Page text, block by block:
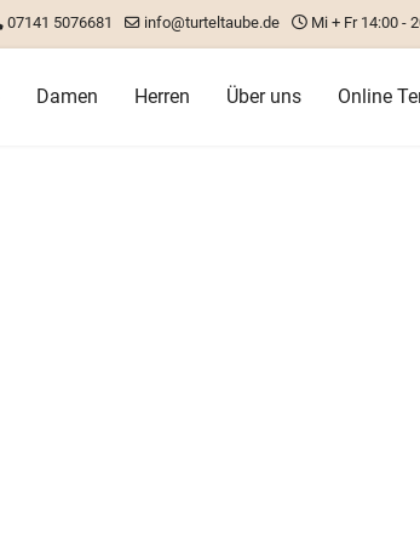
07141 5076681 info@turteltaube.de Mi + Fr 14:00 -
Damen Herren Über uns Online